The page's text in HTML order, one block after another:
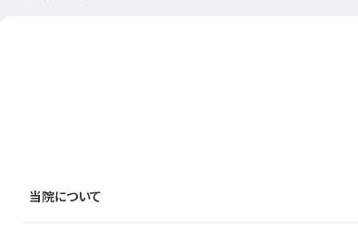
当院について